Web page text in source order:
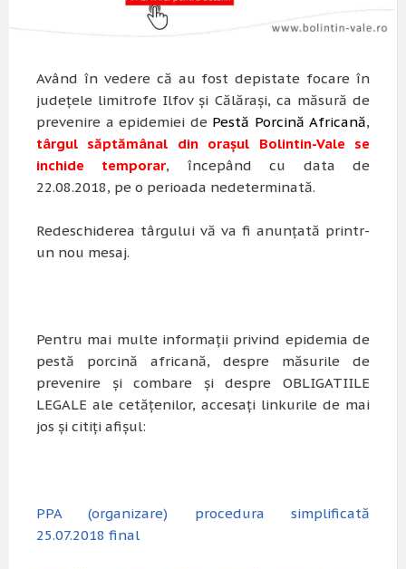
Având în vedere că au fost depistate focare în
județele limitrofe Ilfov și Călărași, ca măsură de
prevenire a epidemiei de Pestă Porcină Africană,
târgul săptămânal din orașul Bolintin-Vale se
inchide temporar, începând cu data de
22.08.2018, pe o perioada nedeterminată.
Redeschiderea târgului vă va fi anunțată printr-
un nou mesaj.
Pentru mai multe informații privind epidemia de
pestă porcină africană, despre măsurile de
prevenire și combare și despre OBLIGATIILE
LEGALE ale cetățenilor, accesați linkurile de mai
jos și citiți afișul:
PPA (organizare) procedura simplificată
25.07.2018 final